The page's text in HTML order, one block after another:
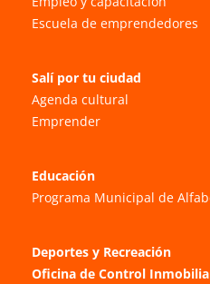
Escuela de emprendedores
Salí por tu ciudad
Agenda cultural
Emprender
Educación
Programa Municipal de
Deportes y Recreación
Oficina de Control